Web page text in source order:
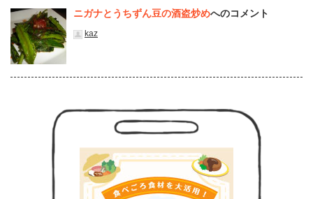
ニガナとうちずん豆の酒盗炒めへのコメント
kaz